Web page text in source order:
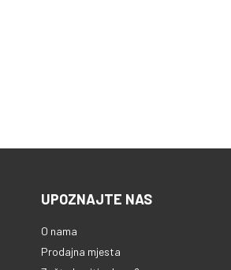
UPOZNAJTE NAS
O nama
Prodajna mjesta